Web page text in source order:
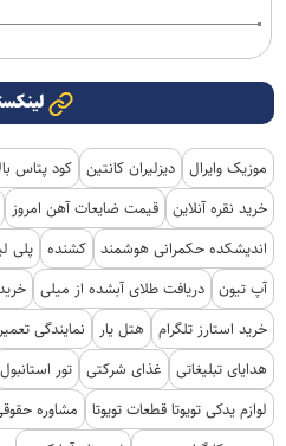
موزیک وایرال دیزلیران کانتین کود پتاس
خرید نقره آنلاین قیمت ضایعات آهن امروز
اندیشکده حکمرانی هوشمند کشنده پلی
آپ تیون دریافت طلای آبشده از میلی
خرید استارز تلگرام هتل یار نمایندگی
هدایای تبلیغاتی
غذای شرکتی تور استانبول
لوازم یدکی تویوتا قطعات تویوتا
مشاوره